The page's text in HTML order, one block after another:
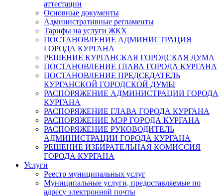
аттестации
Основные документы
Административные регламенты
Тарифы на услуги ЖКХ
ПОСТАНОВЛЕНИЕ АДМИНИСТРАЦИЯ
ГОРОДА КУРГАНА
РЕШЕНИЕ КУРГАНСКАЯ ГОРОДСКАЯ ДУМА
ПОСТАНОВЛЕНИЕ ГЛАВА ГОРОДА КУРГАНА
ПОСТАНОВЛЕНИЕ ПРЕДСЕДАТЕЛЬ
КУРГАНСКОЙ ГОРОДСКОЙ ДУМЫ
РАСПОРЯЖЕНИЕ АДМИНИСТРАЦИИ ГОРОДА
КУРГАНА
РАСПОРЯЖЕНИЕ ГЛАВА ГОРОДА КУРГАНА
РАСПОРЯЖЕНИЕ МЭР ГОРОДА КУРГАНА
РАСПОРЯЖЕНИЕ РУКОВОДИТЕЛЬ
АДМИНИСТРАЦИИ ГОРОДА КУРГАНА
РЕШЕНИЕ ИЗБИРАТЕЛЬНАЯ КОМИССИЯ
ГОРОДА КУРГАНА
Услуги
Реестр муниципальных услуг
Муниципальные услуги, предоставляемые по
адресу электронной почты